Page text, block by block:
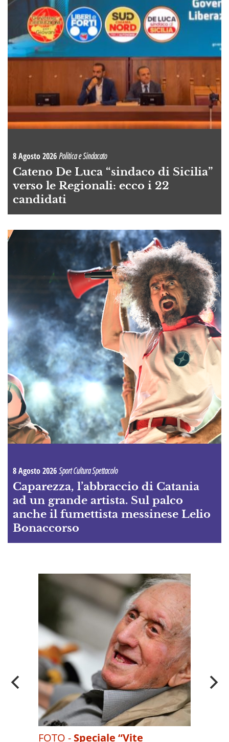
8 Agosto 2026Politica e Sindacato
Cateno De Luca “sindaco di Sicilia”
verso le Regionali: ecco i 22
candidati
8 Agosto 2026Sport Cultura Spettacolo
Caparezza, l’abbraccio di Catania
ad un grande artista. Sul palco
anche il fumettista messinese Lelio
Bonaccorso
FOTO - Speciale “Vite